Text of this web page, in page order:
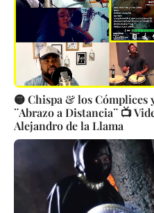
🟡 Chispa & los Cómplices
¨Abrazo a Distancia¨ 📺
Alejandro de la Llama